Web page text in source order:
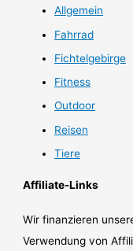
Allgemein
Fahrrad
Fichtelgebirge
Fitness
Outdoor
Reisen
Tiere
Affiliate-Links
Wir finanzieren
Verwendung von